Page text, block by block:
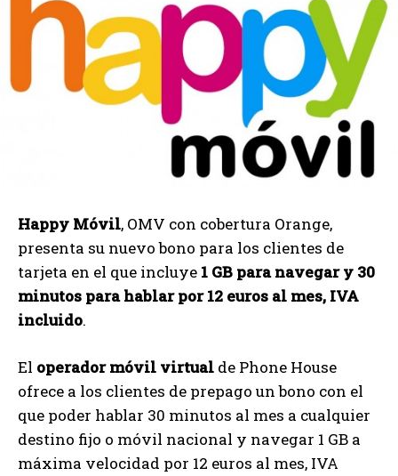
Happy Móvil, OMV con cobertura Orange,
presenta su nuevo bono para los clientes de
tarjeta en el que incluye 1 GB para navegar y 30
minutos para hablar por 12 euros al mes, IVA
incluido.
El operador móvil virtual de Phone House
ofrece a los clientes de prepago un bono con el
que poder hablar 30 minutos al mes a cualquier
destino fijo o móvil nacional y navegar 1 GB a
máxima velocidad por 12 euros al mes, IVA